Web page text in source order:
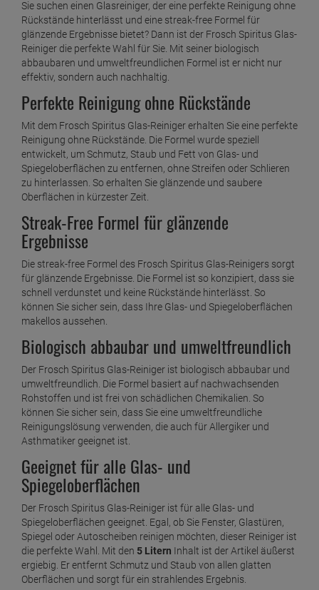
Sie suchen einen Glasreiniger, der eine perfekte Reinigung ohne
Rückstände hinterlässt und eine streak-free Formel für
glänzende Ergebnisse bietet? Dann ist der Frosch Spiritus Glas-
Reiniger die perfekte Wahl für Sie. Mit seiner biologisch
abbaubaren und umweltfreundlichen Formel ist er nicht nur
effektiv, sondern auch nachhaltig.
Perfekte Reinigung ohne Rückstände
Mit dem Frosch Spiritus Glas-Reiniger erhalten Sie eine perfekte
Reinigung ohne Rückstände. Die Formel wurde speziell
entwickelt, um Schmutz, Staub und Fett von Glas- und
Spiegeloberflächen zu entfernen, ohne Streifen oder Schlieren
zu hinterlassen. So erhalten Sie glänzende und saubere
Oberflächen in kürzester Zeit.
Streak-Free Formel für glänzende
Ergebnisse
Die streak-free Formel des Frosch Spiritus Glas-Reinigers sorgt
für glänzende Ergebnisse. Die Formel ist so konzipiert, dass sie
schnell verdunstet und keine Rückstände hinterlässt. So
können Sie sicher sein, dass Ihre Glas- und Spiegeloberflächen
makellos aussehen.
Biologisch abbaubar und umweltfreundlich
Der Frosch Spiritus Glas-Reiniger ist biologisch abbaubar und
umweltfreundlich. Die Formel basiert auf nachwachsenden
Rohstoffen und ist frei von schädlichen Chemikalien. So
können Sie sicher sein, dass Sie eine umweltfreundliche
Reinigungslösung verwenden, die auch für Allergiker und
Asthmatiker geeignet ist.
Geeignet für alle Glas- und
Spiegeloberflächen
Der Frosch Spiritus Glas-Reiniger ist für alle Glas- und
Spiegeloberflächen geeignet. Egal, ob Sie Fenster, Glastüren,
Spiegel oder Autoscheiben reinigen möchten, dieser Reiniger ist
die perfekte Wahl. Mit den 5 Litern Inhalt ist der Artikel äußerst
ergiebig. Er entfernt Schmutz und Staub von allen glatten
Oberflächen und sorgt für ein strahlendes Ergebnis.